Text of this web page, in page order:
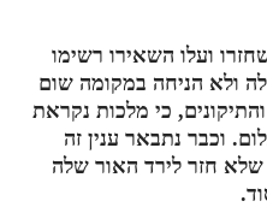
ועלו השאירו רשימו
ולא הניחה במקומה שום
כי מלכות נקראת
וכבר נתבאר ענין זה
שלא חזר לירד האור שלה